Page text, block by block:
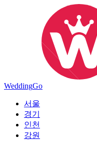
WeddingGo
서울
경기
인천
강원